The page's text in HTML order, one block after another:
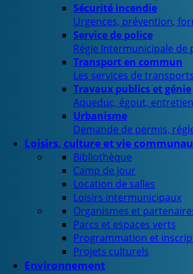
Sécurité incendie
Urgences, prévention,
Service de police
Régie Intermunicipale de
Transport en commun
Les services de
Travaux publics et génie
Aqueduc, égout,
Urbanisme
Demande de permis,
Loisirs, culture et vie
Bibliothèque
Camp de jour
Location de salles
Loisirs intermunicipaux
Organismes et
Parcs et espaces verts
Programmation et
Projets culturels
Environnement